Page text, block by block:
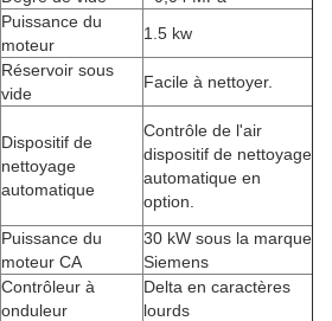
Puissance du
moteur
1.5 kw
Réservoir sous
vide
Facile à nettoyer.
Dispositif de
nettoyage
automatique
Contrôle de l'air
dispositif de nettoyage
automatique en
option.
Puissance du
moteur CA
30 kW sous la marque
Siemens
Contrôleur à
onduleur
Delta en caractères
lourds